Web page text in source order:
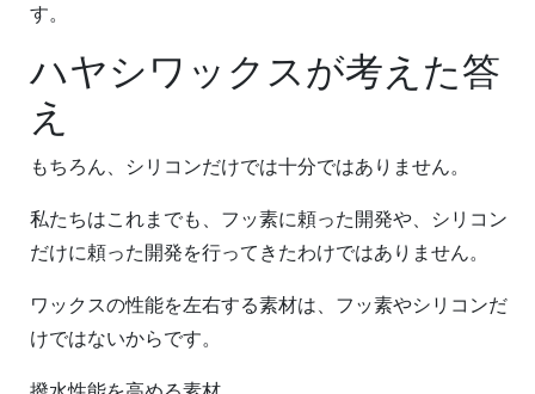
す。
ハヤシワックスが考えた答
え
もちろん、シリコンだけでは十分ではありません。
私たちはこれまでも、フッ素に頼った開発や、シリコン
だけに頼った開発を行ってきたわけではありません。
ワックスの性能を左右する素材は、フッ素やシリコンだ
けではないからです。